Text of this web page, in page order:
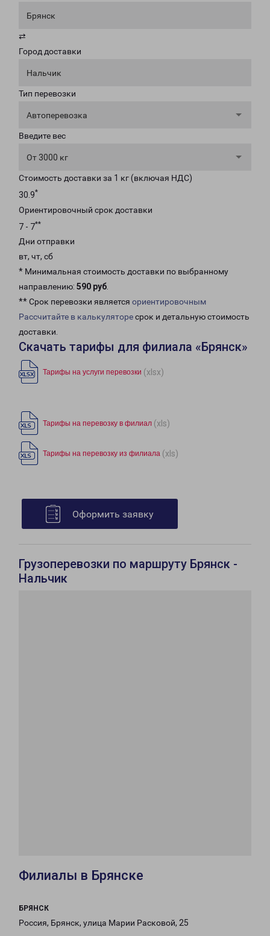
Брянск
⇄
Город доставки
Нальчик
Тип перевозки
Автоперевозка
Введите вес
От 3000 кг
Стоимость доставки за 1 кг (включая НДС)
30.9*
Ориентировочный срок доставки
7 - 7**
Дни отправки
вт, чт, сб
* Минимальная стоимость доставки по выбранному
направлению: 590 руб.
** Срок перевозки является ориентировочным
Рассчитайте в калькуляторесрок и детальную стоимость
доставки.
Скачать тарифы для филиала «Брянск»
Тарифы на услуги перевозки (xlsx)
Тарифы на перевозку в филиал (xls)
Тарифы на перевозку из филиала (xls)
Оформить заявку
Грузоперевозки по маршруту Брянск -
Нальчик
Филиалы в Брянске
БРЯНСК
Россия, Брянск, улица Марии Расковой, 25